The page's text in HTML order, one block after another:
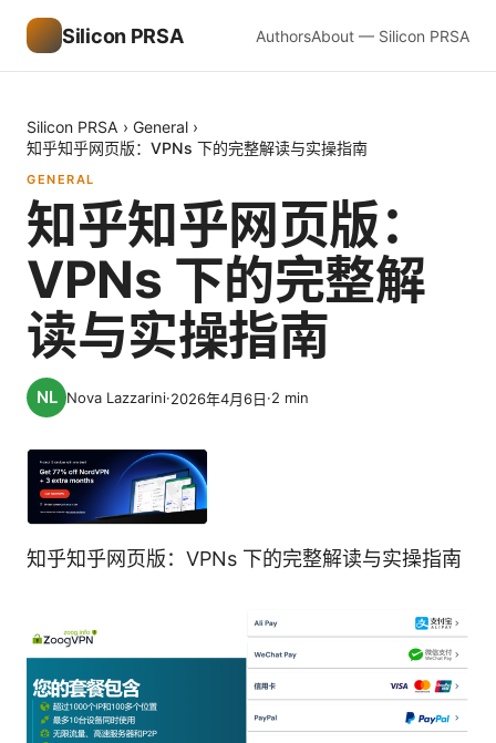
Silicon PRSA AuthorsAbout — Silicon PRSA
Silicon PRSA › General ›
知乎知乎网页版：VPNs 下的完整解读与实操指南
GENERAL
知乎知乎网页版：
VPNs 下的完整解
读与实操指南
Nova Lazzarini·2026年4月6日·2 min
知乎知乎网页版：VPNs 下的完整解读与实操指南